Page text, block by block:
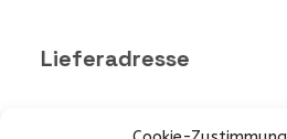
Lieferadresse
DellCon - Industries